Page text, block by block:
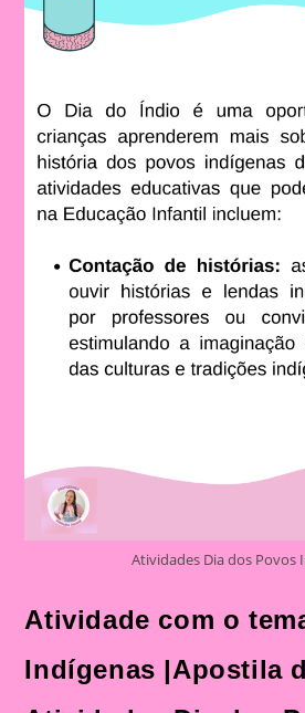
Atividades Dia dos Povos
Atividade com o
Indígenas |Apostila